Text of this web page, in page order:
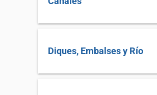
Diques, Embalses y Río